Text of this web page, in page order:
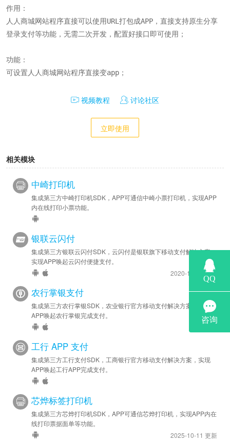
作用：
人人商城网站程序直接可以使用URL打包成APP，直接支持原生分享
登录支付等功能，无需二次开发，配置好接口即可使用；
功能：
可设置人人商城网站程序直接变app；
视频教程 讨论社区
立即使用
相关模块
中崎打印机
集成第三方中崎打印机SDK，APP可通信中崎小票打印机，实现APP
内在线打印小票功能。
银联云闪付
集成第三方银联云闪付SDK，云闪付是银联旗下移动支付解决方案，
实现APP唤起云闪付便捷支付。
2020-11-16 更新
农行掌银支付
集成第三方农行掌银SDK，农业银行官方移动支付解决方案，实现
APP唤起农行掌银完成支付。
工行 APP 支付
集成第三方工行支付SDK，工商银行官方移动支付解决方案，实现
APP唤起工行APP完成支付。
芯烨标签打印机
集成第三方芯烨打印机SDK，APP可通信芯烨打印机，实现APP内在
线打印票据面单等功能。
2025-10-11 更新